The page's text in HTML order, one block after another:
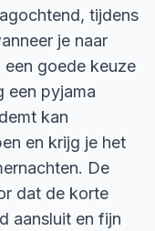
tijdens
je naar
goede keuze
een pyjama
kan
en krijg je het
De
dat de korte
aansluit en fijn